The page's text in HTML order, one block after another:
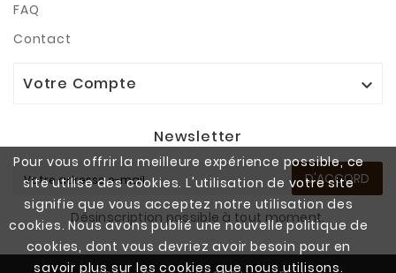
Pour vous offrir la meilleure expérience possible, ce
site utilise des cookies. L'utilisation de votre site
signifie que vous acceptez notre utilisation des
cookies. Nous avons publié une nouvelle politique de
cookies, dont vous devriez avoir besoin pour en
savoir plus sur les cookies que nous utilisons.
FAQ
Contact
Votre Compte 
Newsletter
D'ACCORD
Désinscription possible à tout moment.